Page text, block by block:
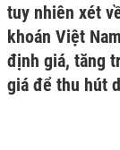
tuy nhiên xét
khoán Việt
định giá, tăng
giá để thu hút